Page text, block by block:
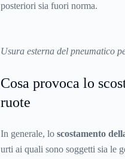
posteriori sia fuori norma.
Usura esterna del pneumatico
Cosa provoca lo
ruote
In generale, lo scostamento
urti ai quali sono soggetti sia le